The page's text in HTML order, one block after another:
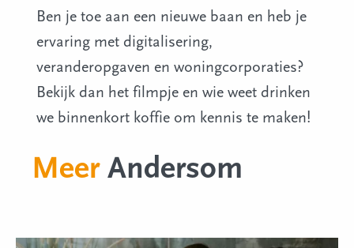
Ben je toe aan een nieuwe baan en heb je
ervaring met digitalisering,
veranderopgaven en woningcorporaties?
Bekijk dan het filmpje en wie weet drinken
we binnenkort koffie om kennis te maken!
MeerAndersom